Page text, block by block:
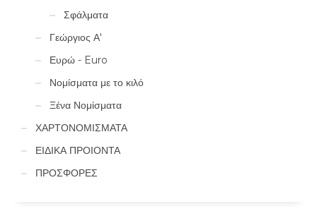
Σφάλματα
Γεώργιος Α'
Ευρώ - Euro
Νομίσματα με το κιλό
Ξένα Νομίσματα
ΧΑΡΤΟΝΟΜΙΣΜΑΤΑ
ΕΙΔΙΚΑ ΠΡΟΙΟΝΤΑ
ΠΡΟΣΦΟΡΕΣ